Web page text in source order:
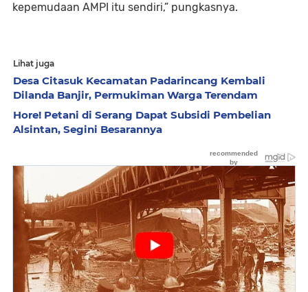
kepemudaan AMPI itu sendiri,” pungkasnya.
Lihat juga
Desa Citasuk Kecamatan Padarincang Kembali
Dilanda Banjir, Permukiman Warga Terendam
Hore! Petani di Serang Dapat Subsidi Pembelian
Alsintan, Segini Besarannya